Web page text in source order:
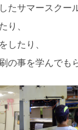
たサマースクール
り、
したり、
の事を学んでも